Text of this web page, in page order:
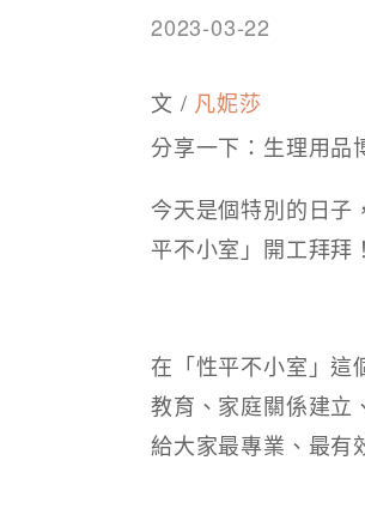
2023-03-22
文 / 凡妮莎
分享一下：生理用品
今天是個特別的日子
平不小室」開工拜拜！
在「性平不小室」這
教育、家庭關係建立
給大家最專業、最有